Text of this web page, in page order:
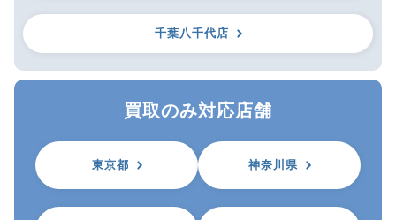
千葉八千代店
買取のみ対応店舗
東京都 神奈川県